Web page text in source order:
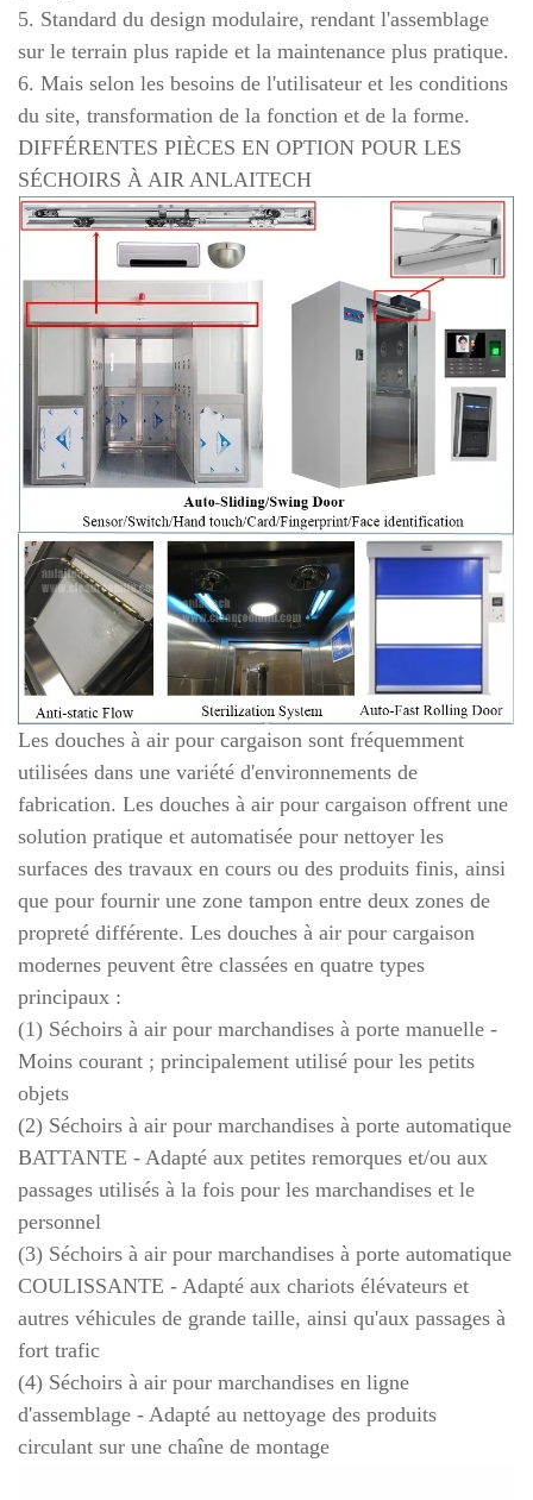
5. Standard du design modulaire, rendant l'assemblage
sur le terrain plus rapide et la maintenance plus pratique.
6. Mais selon les besoins de l'utilisateur et les conditions
du site, transformation de la fonction et de la forme.
DIFFÉRENTES PIÈCES EN OPTION POUR LES
SÉCHOIRS À AIR ANLAITECH
Les douches à air pour cargaison sont fréquemment
utilisées dans une variété d'environnements de
fabrication. Les douches à air pour cargaison offrent une
solution pratique et automatisée pour nettoyer les
surfaces des travaux en cours ou des produits finis, ainsi
que pour fournir une zone tampon entre deux zones de
propreté différente. Les douches à air pour cargaison
modernes peuvent être classées en quatre types
principaux :
(1) Séchoirs à air pour marchandises à porte manuelle -
Moins courant ; principalement utilisé pour les petits
objets
(2) Séchoirs à air pour marchandises à porte automatique
BATTANTE - Adapté aux petites remorques et/ou aux
passages utilisés à la fois pour les marchandises et le
personnel
(3) Séchoirs à air pour marchandises à porte automatique
COULISSANTE - Adapté aux chariots élévateurs et
autres véhicules de grande taille, ainsi qu'aux passages à
fort trafic
(4) Séchoirs à air pour marchandises en ligne
d'assemblage - Adapté au nettoyage des produits
circulant sur une chaîne de montage